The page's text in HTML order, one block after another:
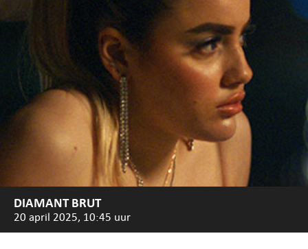
DIAMANT BRUT
20 april 2025, 10:45 uur